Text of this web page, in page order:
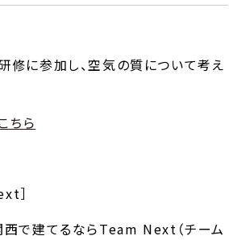
修に参加し、空気の質について考え
ちら
］
西で建てるならTeam Next（チーム